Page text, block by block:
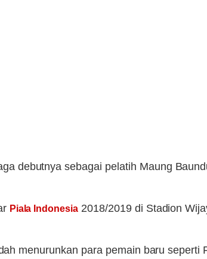
debutnya sebagai pelatih Maung
Piala Indonesia 2018/2019 di Stadion
menurunkan para pemain baru seperti